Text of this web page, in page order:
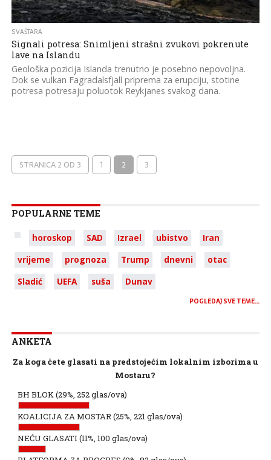
SVAŠTARA
Signali potresa: Snimljeni strašni zvukovi pokrenute
lave na Islandu
Geološka pozicija Islanda trenutno je posebno nepovoljna.
Dok se vulkan Fagradalsfjall priprema za erupciju, stotine
potresa potresaju poluotok Reykjanes svakog dana.
STRANICA 2 OD 3 1 2 3
POPULARNE TEME
horoskop SAD Izrael ubistvo
Iran
vrijeme
prognoza Trump dnevni
otac
Sladić
UEFA suša Dunav
POGLEDAJ SVE TEME…
ANKETA
Za koga ćete glasati na predstojećim lokalnim izborima u
Mostaru?
BH BLOK(29%, 252 glas/ova)
KOALICIJA ZA MOSTAR(25%, 221 glas/ova)
NEĆU GLASATI (11%, 100 glas/ova)